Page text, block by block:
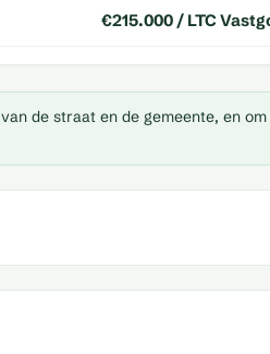
€215.000 / LTC
de straat en de gemeente, en